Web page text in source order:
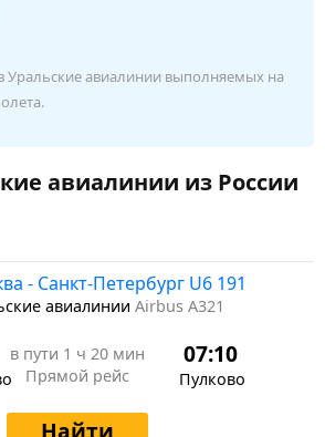
Уральские авиалинии выполняемых на
авиалинии из России
- Санкт-Петербург U6 191
авиалинии Airbus A321
в пути 1 ч 20 мин
Прямой рейс
07:10
Пулково
Найти